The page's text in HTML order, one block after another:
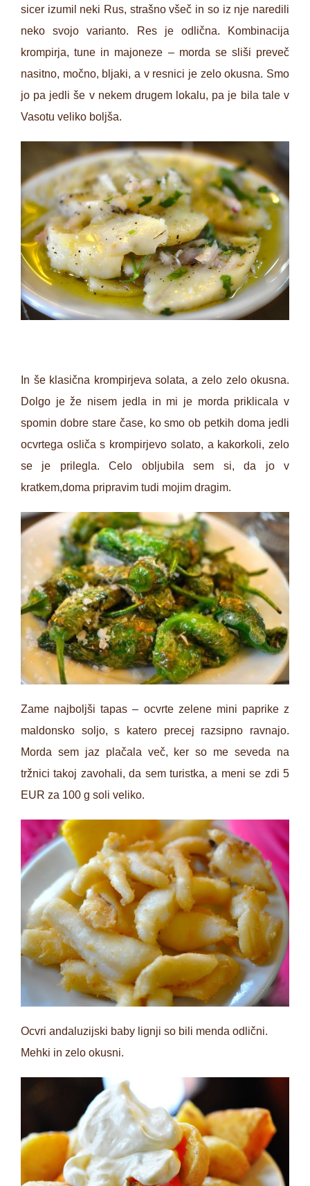
sicer izumil neki Rus, strašno všeč in so iz nje naredili
neko svojo varianto. Res je odlična. Kombinacija
krompirja, tune in majoneze – morda se sliši preveč
nasitno, močno, bljaki, a v resnici je zelo okusna. Smo
jo pa jedli še v nekem drugem lokalu, pa je bila tale v
Vasotu veliko boljša.
In še klasična krompirjeva solata, a zelo zelo okusna.
Dolgo je že nisem jedla in mi je morda priklicala v
spomin dobre stare čase, ko smo ob petkih doma jedli
ocvrtega osliča s krompirjevo solato, a kakorkoli, zelo
se je prilegla. Celo obljubila sem si, da jo v
kratkem,doma pripravim tudi mojim dragim.
Zame najboljši tapas – ocvrte zelene mini paprike z
maldonsko soljo, s katero precej razsipno ravnajo.
Morda sem jaz plačala več, ker so me seveda na
tržnici takoj zavohali, da sem turistka, a meni se zdi 5
EUR za 100 g soli veliko.
Ocvri andaluzijski baby lignji so bili menda odlični.
Mehki in zelo okusni.